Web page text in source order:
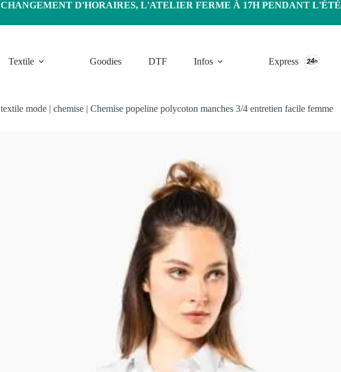
CHANGEMENT D'HORAIRES, L'ATELIER FERME À 17H PENDANT L'ÉTÉ
Textile Goodies DTF Infos Express
textile mode | chemise | Chemise popeline polycoton manches 3/4 entretien facile femme